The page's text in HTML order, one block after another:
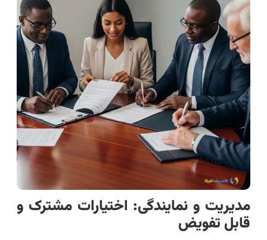
مدیریت و نمایندگی: اختیارات مشترک و
قابل تفویض